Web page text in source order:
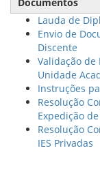
Lauda de
Envio de
Discente
Validação de
Unidade
Instruções
Resolução
Expedição
Resolução
IES Privadas